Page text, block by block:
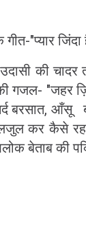
गीत-"प्यार
की
की गजल-
बरसात, आँसू
कर कैसे
बेताब की